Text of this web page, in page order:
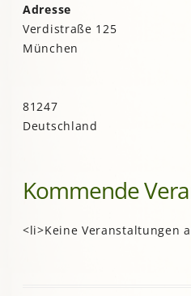
Adresse
Verdistraße 125
München
81247
Deutschland
Kommende
<li>Keine Veranstaltungen